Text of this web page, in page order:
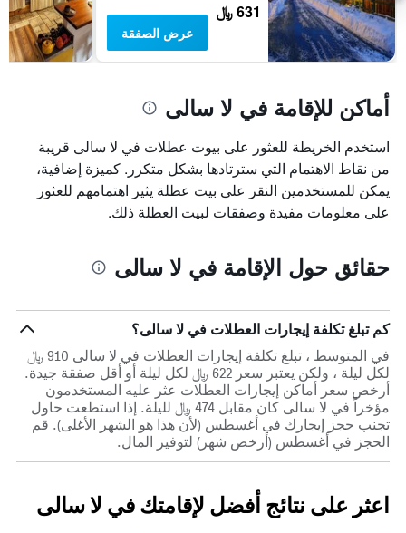
631 ﷼
عرض الصفقة
أماكن للإقامة في لا سالى
استخدم الخريطة للعثور على بيوت عطلات في لا سالى قريبة
من نقاط الاهتمام التي سترتادها بشكل متكرر. كميزة إضافية،
يمكن للمستخدمين النقر على بيت عطلة يثير اهتمامهم للعثور
على معلومات مفيدة وصفقات لبيت العطلة ذلك.
حقائق حول الإقامة في لا سالى
كم تبلغ تكلفة إيجارات العطلات في لا سالى؟
في المتوسط ، تبلغ تكلفة إيجارات العطلات في لا سالى 910 ﷼
لكل ليلة ، ولكن يعتبر سعر 622 ﷼ لكل ليلة أو أقل صفقة جيدة.
أرخص سعر أماكن إيجارات العطلات عثر عليه المستخدمون
مؤخراً في لا سالى كان مقابل 474 ﷼ لليلة. إذا استطعت حاول
تجنب حجز إيجارك في أغسطس (لأن هذا هو الشهر الأغلى). قم
الحجز في أغسطس (أرخص شهر) لتوفير المال.
اعثر على نتائج أفضل لإقامتك في لا سالى